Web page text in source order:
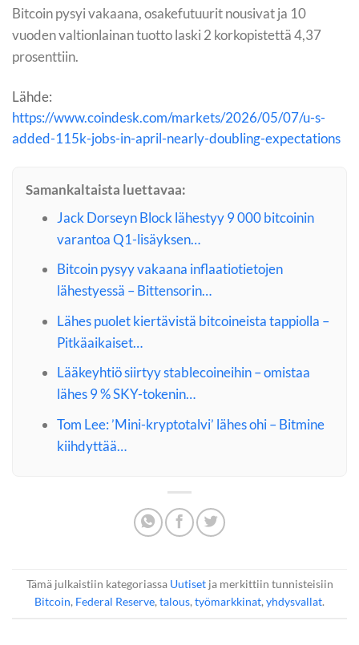
Bitcoin pysyi vakaana, osakefutuurit nousivat ja 10
vuoden valtionlainan tuotto laski 2 korkopistettä 4,37
prosenttiin.
Lähde:
https://www.coindesk.com/markets/2026/05/07/u-s-
added-115k-jobs-in-april-nearly-doubling-expectations
Samankaltaista luettavaa:
Jack Dorseyn Block lähestyy 9 000 bitcoinin
varantoa Q1-lisäyksen…
Bitcoin pysyy vakaana inflaatiotietojen
lähestyessä – Bittensorin…
Lähes puolet kiertävistä bitcoineista tappiolla –
Pitkäaikaiset…
Lääkeyhtiö siirtyy stablecoineihin – omistaa
lähes 9 % SKY-tokenin…
Tom Lee: ’Mini-kryptotalvi’ lähes ohi – Bitmine
kiihdyttää…
Tämä julkaistiin kategoriassa Uutisetja merkittiin tunnisteisiin
Bitcoin, Federal Reserve, talous, työmarkkinat, yhdysvallat.